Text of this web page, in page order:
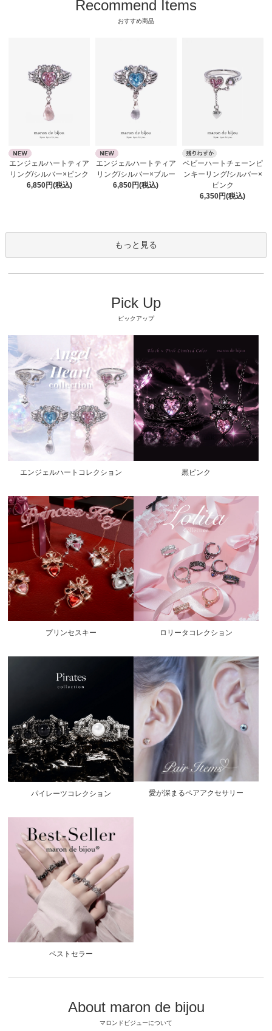
Recommend Items
おすすめ商品
エンジェルハートティア
リング/シルバー×ピンク
6,850円(税込)
エンジェルハートティア
リング/シルバー×ブルー
6,850円(税込)
ベビーハートチェーンピ
ンキーリング/シルバー×
ピンク
6,350円(税込)
もっと見る
Pick Up
ピックアップ
エンジェルハートコレクション 黒ピンク
プリンセスキー ロリータコレクション
パイレーツコレクション 愛が深まるペアアクセサリー
ベストセラー
About maron de bijou
マロンドビジューについて